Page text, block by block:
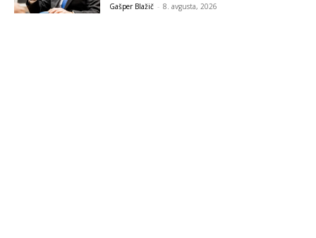
Gašper Blažič - 8. avgusta, 2026